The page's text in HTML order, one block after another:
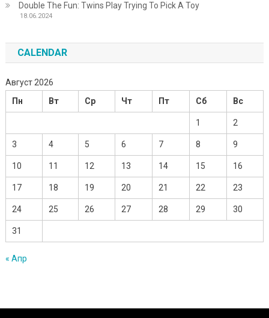
Double The Fun: Twins Play Trying To Pick A Toy
18.06.2024
CALENDAR
Август 2026
Пн
Вт Ср Чт Пт Сб Вс
1 2
3 4 5 6 7 8 9
10 11 12 13 14 15 16
17 18 19 20 21 22 23
24 25 26 27 28 29 30
31
« Апр